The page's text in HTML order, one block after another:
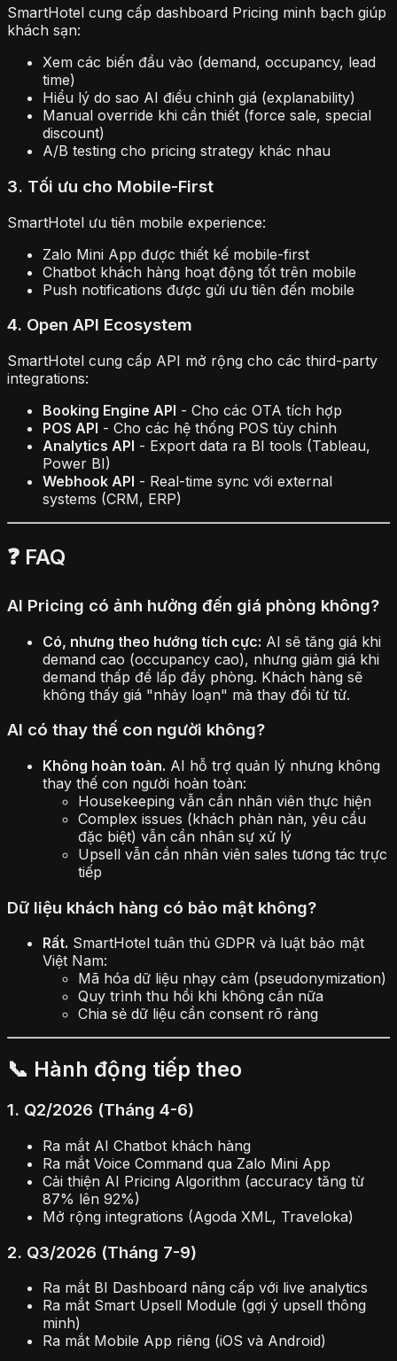
SmartHotel cung cấp dashboard Pricing minh bạch giúp
khách sạn:
Xem các biến đầu vào (demand, occupancy, lead
time)
Hiểu lý do sao AI điều chỉnh giá (explanability)
Manual override khi cần thiết (force sale, special
discount)
A/B testing cho pricing strategy khác nhau
3. Tối ưu cho Mobile-First
SmartHotel ưu tiên mobile experience:
Zalo Mini App được thiết kế mobile-first
Chatbot khách hàng hoạt động tốt trên mobile
Push notifications được gửi ưu tiên đến mobile
4. Open API Ecosystem
SmartHotel cung cấp API mở rộng cho các third-party
integrations:
Booking Engine API - Cho các OTA tích hợp
POS API - Cho các hệ thống POS tùy chỉnh
Analytics API - Export data ra BI tools (Tableau,
Power BI)
Webhook API - Real-time sync với external
systems (CRM, ERP)
❓ FAQ
AI Pricing có ảnh hưởng đến giá phòng không?
Có, nhưng theo hướng tích cực: AI sẽ tăng giá khi
demand cao (occupancy cao), nhưng giảm giá khi
demand thấp để lấp đầy phòng. Khách hàng sẽ
không thấy giá "nhảy loạn" mà thay đổi từ từ.
AI có thay thế con người không?
Không hoàn toàn. AI hỗ trợ quản lý nhưng không
thay thế con người hoàn toàn:
Housekeeping vẫn cần nhân viên thực hiện
Complex issues (khách phàn nàn, yêu cầu
đặc biệt) vẫn cần nhân sự xử lý
Upsell vẫn cần nhân viên sales tương tác trực
tiếp
Dữ liệu khách hàng có bảo mật không?
Rất. SmartHotel tuân thủ GDPR và luật bảo mật
Việt Nam:
Mã hóa dữ liệu nhạy cảm (pseudonymization)
Quy trình thu hồi khi không cần nữa
Chia sẻ dữ liệu cần consent rõ ràng
📞 Hành động tiếp theo
1. Q2/2026 (Tháng 4-6)
Ra mắt AI Chatbot khách hàng
Ra mắt Voice Command qua Zalo Mini App
Cải thiện AI Pricing Algorithm (accuracy tăng từ
87% lên 92%)
Mở rộng integrations (Agoda XML, Traveloka)
2. Q3/2026 (Tháng 7-9)
Ra mắt BI Dashboard nâng cấp với live analytics
Ra mắt Smart Upsell Module (gợi ý upsell thông
minh)
Ra mắt Mobile App riêng (iOS và Android)